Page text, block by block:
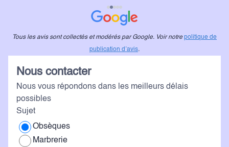
moments difficiles. Marie-Elisabeth Podevin-Despinoy
Tous les avis sont collectés et modérés par Google. Voir notre politique de
publication d’avis.
Nous contacter
Nous vous répondons dans les meilleurs délais
possibles
Sujet
Obsèques
Marbrerie